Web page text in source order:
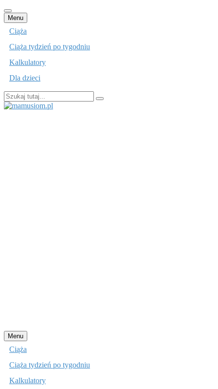
Menu Przejdź
do
Ciąża
Ciąża tydzień po tygodniu
Kalkulatory
Dla dzieci
Szukaj:
Menu Przejdź
do
Ciąża
Ciąża tydzień po tygodniu
Kalkulatory